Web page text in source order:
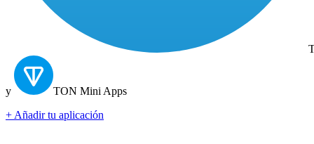
y TON Mini Apps
+ Añadir tu aplicación